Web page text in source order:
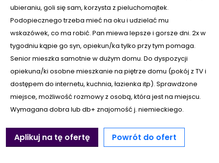
ubieraniu, goli się sam, korzysta z pieluchomajtek.
Podopiecznego trzeba mieć na oku i udzielać mu
wskazówek, co ma robić. Pan miewa lepsze i gorsze dni. 2x w
tygodniu kąpie go syn, opiekun/ka tylko przy tym pomaga.
Senior mieszka samotnie w dużym domu. Do dyspozycji
opiekuna/ki osobne mieszkanie na piętrze domu (pokój z TV i
dostępem do internetu, kuchnia, łazienka itp). Sprawdzone
miejsce, możliwość rozmowy z osobą, która jest na miejscu.
Wymagana dobra lub db+ znajomość j. niemieckiego.
Aplikuj na tę ofertę Powrót do ofert